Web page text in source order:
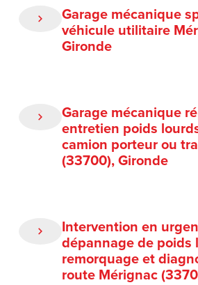
Garage mécanique
véhicule utilitaire
Gironde
Garage mécanique
entretien poids
camion porteur ou
(33700), Gironde
Intervention en
dépannage de poids
remorquage et
route Mérignac